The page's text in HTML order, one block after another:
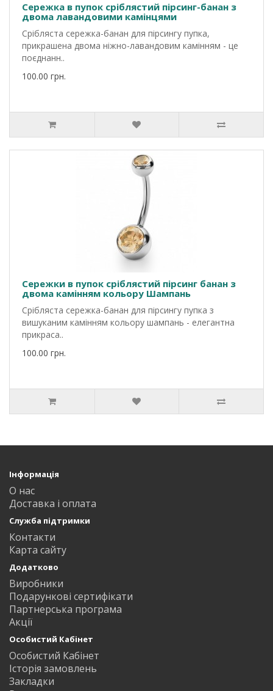
Сережка в пупок сріблястий пірсинг-банан з
двома лавандовими камінцями
Срібляста сережка-банан для пірсингу пупка,
прикрашена двома ніжно-лавандовим камінням - це
поєднанн..
100.00 грн.
Сережки в пупок сріблястий пірсинг банан з
двома камінням кольору Шампань
Срібляста сережка-банан для пірсингу пупка з
вишуканим камінням кольору шампань - елегантна
прикраса..
100.00 грн.
Інформація
О нас
Доставка і оплата
Служба підтримки
Контакти
Карта сайту
Додатково
Виробники
Подарункові сертифікати
Партнерська програма
Акції
Особистий Кабінет
Особистий Кабінет
Історія замовлень
Закладки